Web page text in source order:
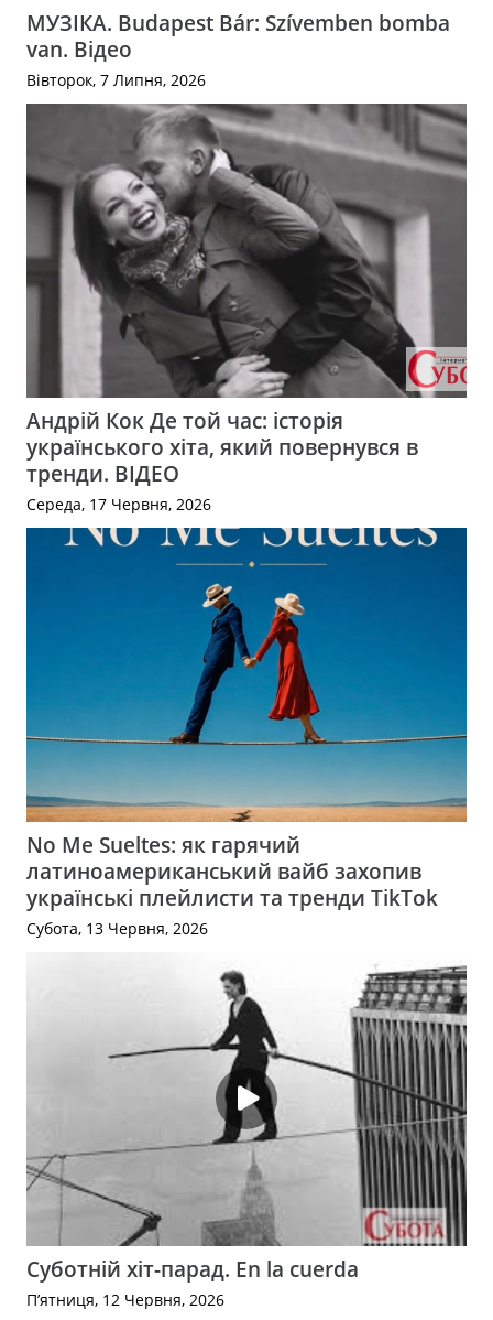
МУЗІКА. Budapest Bár: Szívemben bomba
van. Відео
Вівторок, 7 Липня, 2026
Андрій Кок Де той час: історія
українського хіта, який повернувся в
тренди. ВІДЕО
Середа, 17 Червня, 2026
No Me Sueltes: як гарячий
латиноамериканський вайб захопив
українські плейлисти та тренди TikTok
Субота, 13 Червня, 2026
Суботній хіт-парад. En la cuerda
П’ятниця, 12 Червня, 2026